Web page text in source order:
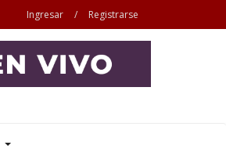
Ingresar / Registrarse